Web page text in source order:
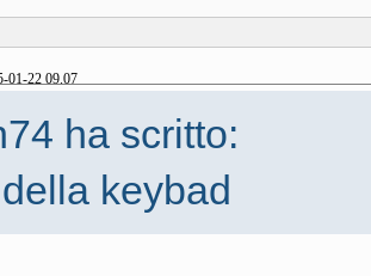
01-22 09.07
ha scritto:
keybad